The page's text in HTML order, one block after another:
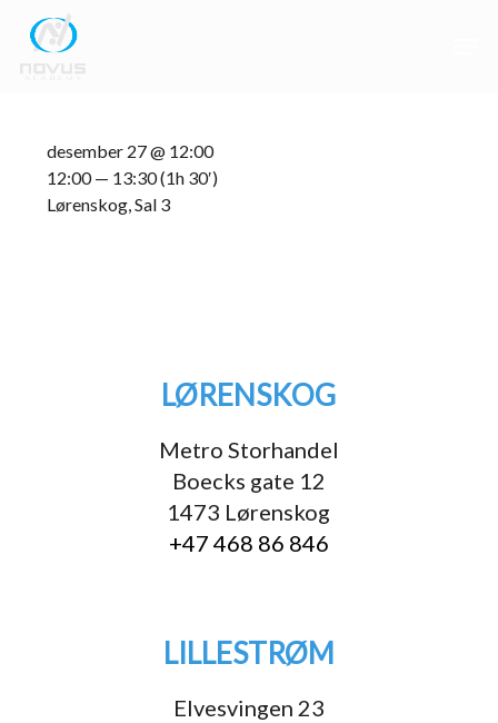
desember 27 @ 12:00
12:00 — 13:30(1h 30′)
Lørenskog, Sal 3
LØRENSKOG
Metro Storhandel
Boecks gate 12
1473 Lørenskog
+47 468 86 846
LILLESTRØM
Elvesvingen 23